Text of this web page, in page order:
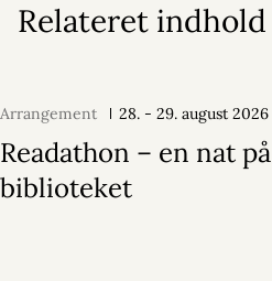
Relateret indhold
Arrangement 28. - 29. august 2026
Readathon – en nat på
biblioteket